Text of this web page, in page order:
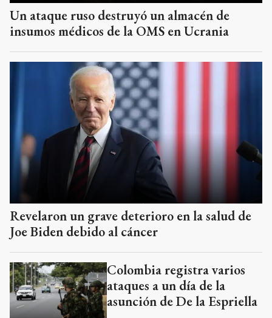
Un ataque ruso destruyó un almacén de
insumos médicos de la OMS en Ucrania
Revelaron un grave deterioro en la salud de
Joe Biden debido al cáncer
Colombia registra varios
ataques a un día de la
asunción de De la Espriella